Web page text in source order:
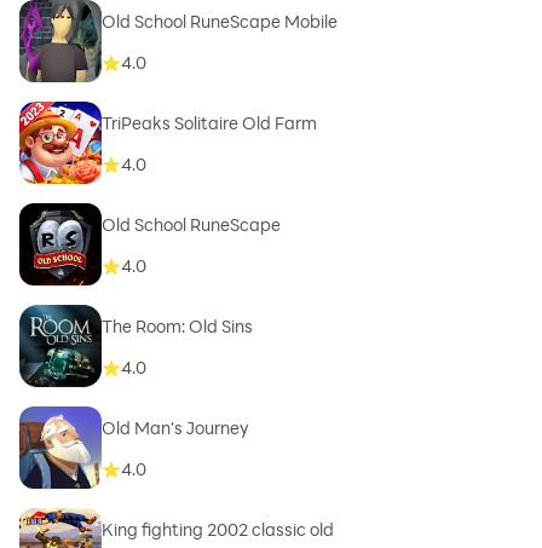
Old School RuneScape Mobile
4.0
TriPeaks Solitaire Old Farm
4.0
Old School RuneScape
4.0
The Room: Old Sins
4.0
Old Man's Journey
4.0
King fighting 2002 classic old